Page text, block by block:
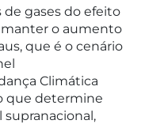
de gases do efeito
manter o aumento
que é o cenário
Climática
que determine
supranacional,